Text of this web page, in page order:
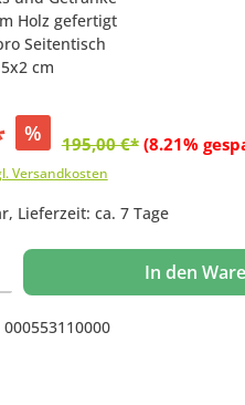
Holz gefertigt
Seitentisch
cm
% 195,00 €* (8.21%
Versandkosten
Lieferzeit: ca. 7 Tage
gewünschten Wert ein oder
In den
000553110000